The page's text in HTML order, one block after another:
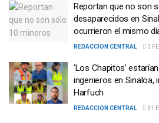
Reportan que no son
desaparecidos en
ocurrieron el mismo
REDACCION CENTRAL 3
‘Los Chapitos’
ingenieros en Sinaloa,
Harfuch
REDACCION CENTRAL 31